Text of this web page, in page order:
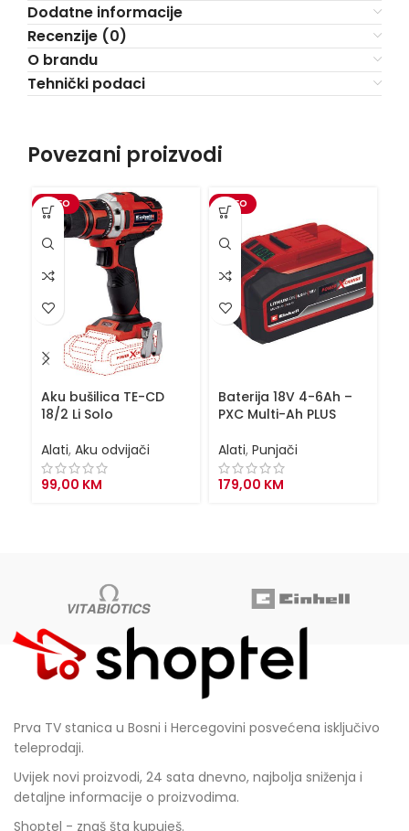
Dodatne informacije
Recenzije (0)
O brandu
Tehnički podaci
Povezani proizvodi
VIDEO
Aku bušilica TE-CD
18/2 Li Solo
Alati, Aku odvijači
99,00 KM
VIDEO
Baterija 18V 4-6Ah –
PXC Multi-Ah PLUS
Alati, Punjači
179,00 KM
Prva TV stanica u Bosni i Hercegovini posvećena isključivo
teleprodaji.
Uvijek novi proizvodi, 24 sata dnevno, najbolja sniženja i
detaljne informacije o proizvodima.
Shoptel - znaš šta kupuješ.